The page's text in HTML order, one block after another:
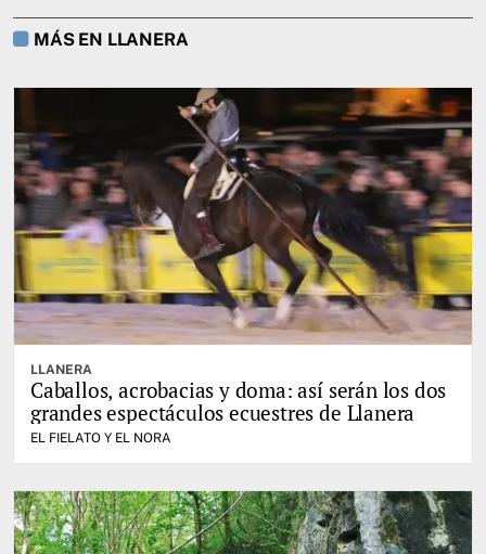
MÁS EN LLANERA
LLANERA
Caballos, acrobacias y doma: así serán los dos
grandes espectáculos ecuestres de Llanera
EL FIELATO Y EL NORA